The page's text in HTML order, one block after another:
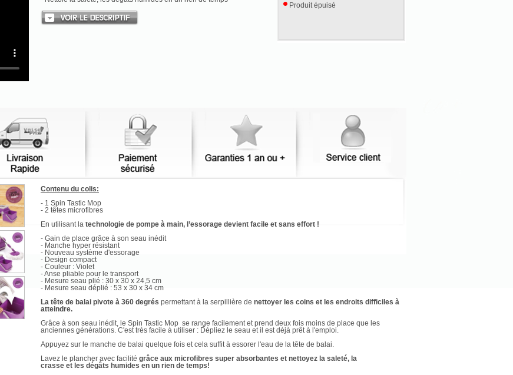
Produit épuisé
Contenu du colis:
- 1 Spin Tastic Mop
- 2 têtes microfibres
En utilisant la technologie de pompe à main, l’essorage devient facile et sans effort !
- Gain de place grâce à son seau inédit
- Manche hyper résistant
- Nouveau système d'essorage
- Design compact
- Couleur : Violet
- Anse pliable pour le transport
- Mesure seau plié : 30 x 30 x 24,5 cm
- Mesure seau déplié : 53 x 30 x 34 cm
La tête de balai pivote à 360 degrés permettant à la serpillière de nettoyer les coins et les endroits difficiles à
atteindre.
Grâce à son seau inédit, le Spin Tastic Mop se range facilement et prend deux fois moins de place que les
anciennes générations. C'est très facile à utiliser : Dépliez le seau et il est déjà prêt à l'emploi.
Appuyez sur le manche de balai quelque fois et cela suffit à essorer l'eau de la tête de balai.
Lavez le plancher avec facilité grâce aux microfibres super absorbantes et nettoyez la saleté, la
crasse et les dégâts humides en un rien de temps!